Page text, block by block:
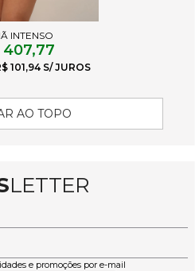
INTENSO
407,77
101,94
AO TOPO
LETTER
e promoções por e-mail